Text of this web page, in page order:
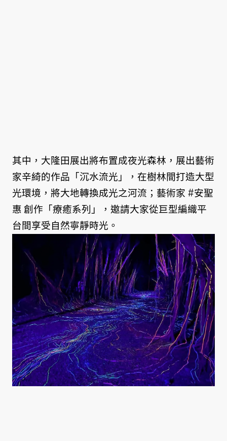
其中，大隆田展出將布置成夜光森林，展出藝術
家辛綺的作品「沉水流光」，在樹林間打造大型
光環境，將大地轉換成光之河流；藝術家 #安聖
惠 創作「療癒系列」，邀請大家從巨型編織平
台間享受自然寧靜時光。